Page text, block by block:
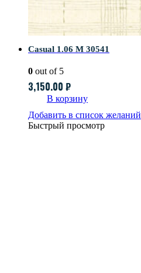
Casual 1.06 M 30541
0 out of 5
3,150.00 ₽
В корзину
Добавить в список желаний
Быстрый просмотр